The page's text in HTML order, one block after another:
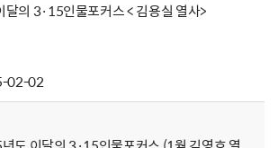
달의 3·15인물포커스 < 김용실 열사>
02-02